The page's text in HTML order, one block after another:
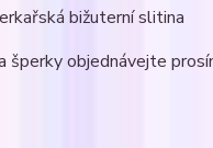
bižuterní slitina
šperky objednávejte